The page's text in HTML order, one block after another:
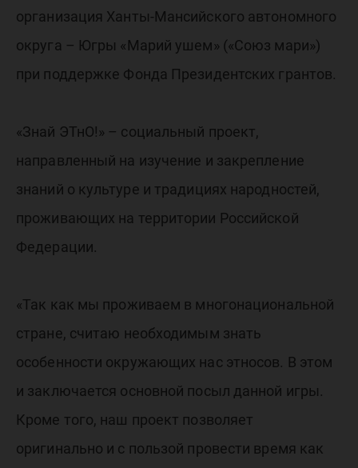
организация Ханты-Мансийского автономного
округа – Югры «Марий ушем» («Союз мари»)
при поддержке Фонда Президентских грантов.
«Знай ЭТнО!» – социальный проект,
направленный на изучение и закрепление
знаний о культуре и традициях народностей,
проживающих на территории Российской
Федерации.
«Так как мы проживаем в многонациональной
стране, считаю необходимым знать
особенности окружающих нас этносов. В этом
и заключается основной посыл данной игры.
Кроме того, наш проект позволяет
оригинально и с пользой провести время как